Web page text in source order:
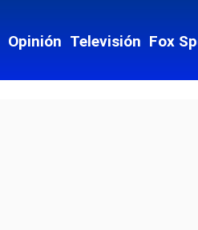
Opinión Televisión Fox